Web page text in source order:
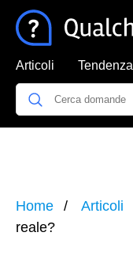
Articoli Tendenza
Home Articoli
reale?